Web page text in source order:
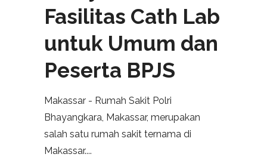
Fasilitas Cath Lab
untuk Umum dan
Peserta BPJS
Makassar - Rumah Sakit Polri
Bhayangkara, Makassar, merupakan
salah satu rumah sakit ternama di
Makassar.